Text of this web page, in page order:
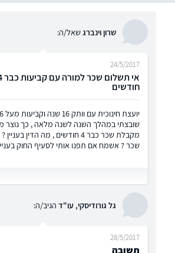
שרון וינברגשאל/ה:
אי תשלום
חודשים
24/5/2017
שובצתי במהלך השנה לשנה מלאה , כך נוצר
מקבלת שכר כבר 4 חודשים , מה הדין
שכר ? אשמח אם תפנו אותי לסעיף החוק
גל גורודיסקי, עו"ד הגיב/ה:
תשובה
28/5/2017